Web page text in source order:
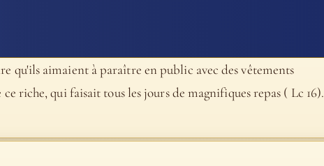
qu'ils aimaient à paraître en public avec des vêtements
riche, qui faisait tous les jours de magnifiques repas ( Lc 16).